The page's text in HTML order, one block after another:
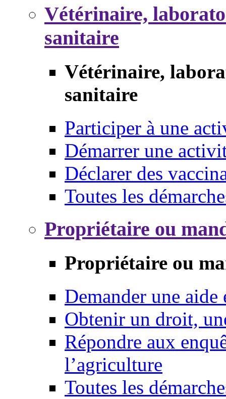
Vétérinaire,
sanitaire
Vétérinaire,
sanitaire
Participer à une
Démarrer une
Déclarer des
Toutes les
Propriétaire ou
Propriétaire ou
Demander une aide
Obtenir un droit,
Répondre aux
l’agriculture
Toutes les